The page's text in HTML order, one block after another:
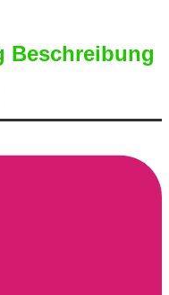
Beschreibung